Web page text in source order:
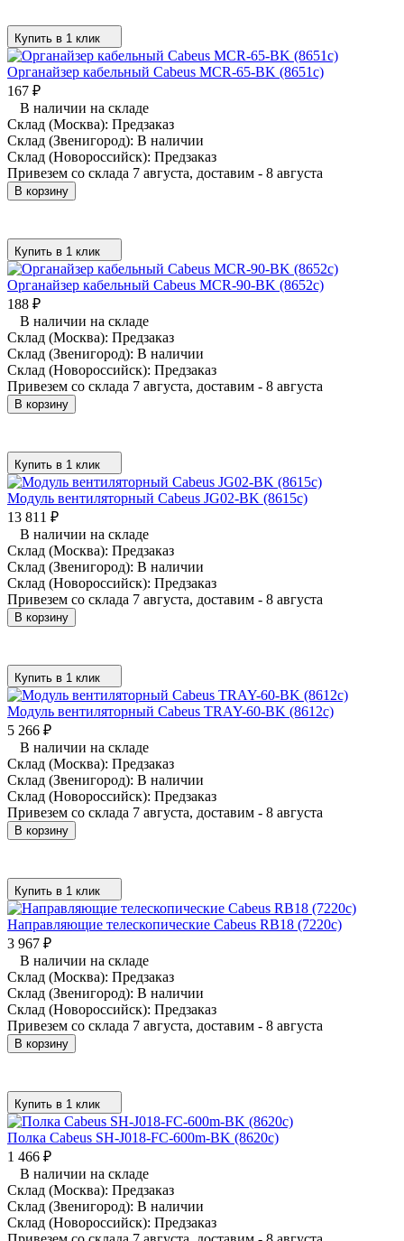
Купить в 1 клик
Органайзер кабельный Cabeus MCR-65-BK (8651c)
167 ₽
В наличии на складе
Склад (Москва): Предзаказ
Склад (Звенигород): В наличии
Склад (Новороссийск): Предзаказ
Привезем со склада 7 августа, доставим - 8 августа
В корзину
Купить в 1 клик
Органайзер кабельный Cabeus MCR-90-BK (8652c)
188 ₽
В наличии на складе
Склад (Москва): Предзаказ
Склад (Звенигород): В наличии
Склад (Новороссийск): Предзаказ
Привезем со склада 7 августа, доставим - 8 августа
В корзину
Купить в 1 клик
Модуль вентиляторный Cabeus JG02-BK (8615c)
13 811 ₽
В наличии на складе
Склад (Москва): Предзаказ
Склад (Звенигород): В наличии
Склад (Новороссийск): Предзаказ
Привезем со склада 7 августа, доставим - 8 августа
В корзину
Купить в 1 клик
Модуль вентиляторный Cabeus TRAY-60-BK (8612c)
5 266 ₽
В наличии на складе
Склад (Москва): Предзаказ
Склад (Звенигород): В наличии
Склад (Новороссийск): Предзаказ
Привезем со склада 7 августа, доставим - 8 августа
В корзину
Купить в 1 клик
Направляющие телескопические Cabeus RB18 (7220c)
3 967 ₽
В наличии на складе
Склад (Москва): Предзаказ
Склад (Звенигород): В наличии
Склад (Новороссийск): Предзаказ
Привезем со склада 7 августа, доставим - 8 августа
В корзину
Купить в 1 клик
Полка Cabeus SH-J018-FC-600m-BK (8620c)
1 466 ₽
В наличии на складе
Склад (Москва): Предзаказ
Склад (Звенигород): В наличии
Склад (Новороссийск): Предзаказ